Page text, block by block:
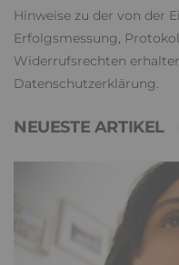
Hinweise zu der von der
Erfolgsmessung,
Widerrufsrechten
Datenschutzerklärung.
NEUESTE ARTIKEL